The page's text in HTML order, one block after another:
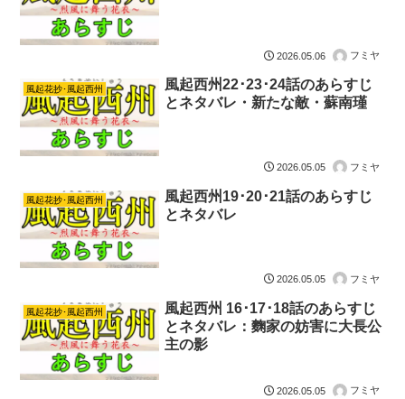
2026.05.06 フミヤ
風起花抄･風起西州
風起西州22･23･24話のあらすじ
とネタバレ・新たな敵・蘇南瑾
2026.05.05 フミヤ
風起花抄･風起西州
風起西州19･20･21話のあらすじ
とネタバレ
2026.05.05 フミヤ
風起花抄･風起西州
風起西州 16･17･18話のあらすじ
とネタバレ：麴家の妨害に大長公
主の影
2026.05.05 フミヤ